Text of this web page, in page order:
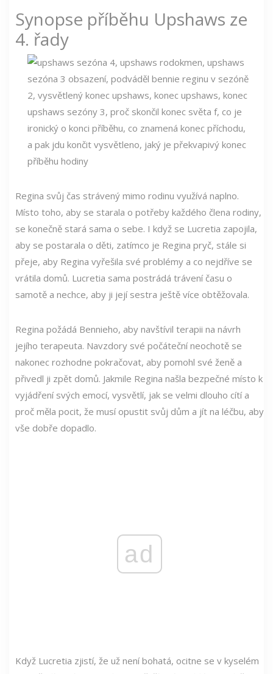
Synopse příběhu Upshaws ze
4. řady
Regina svůj čas strávený mimo rodinu využívá naplno.
Místo toho, aby se starala o potřeby každého člena rodiny,
se konečně stará sama o sebe. I když se Lucretia zapojila,
aby se postarala o děti, zatímco je Regina pryč, stále si
přeje, aby Regina vyřešila své problémy a co nejdříve se
vrátila domů. Lucretia sama postrádá trávení času o
samotě a nechce, aby ji její sestra ještě více obtěžovala.
Regina požádá Bennieho, aby navštívil terapii na návrh
jejího terapeuta. Navzdory své počáteční neochotě se
nakonec rozhodne pokračovat, aby pomohl své ženě a
přivedl ji zpět domů. Jakmile Regina našla bezpečné místo k
vyjádření svých emocí, vysvětlí, jak se velmi dlouho cítí a
proč měla pocit, že musí opustit svůj dům a jít na léčbu, aby
vše dobře dopadlo.
ad
Když Lucretia zjistí, že už není bohatá, ocitne se v kyselém